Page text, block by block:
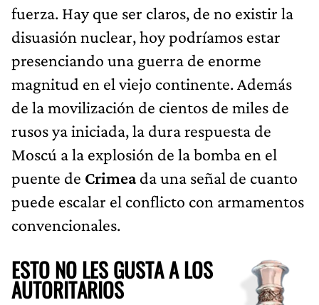
fuerza. Hay que ser claros, de no existir la
disuasión nuclear, hoy podríamos estar
presenciando una guerra de enorme
magnitud en el viejo continente. Además
de la movilización de cientos de miles de
rusos ya iniciada, la dura respuesta de
Moscú a la explosión de la bomba en el
puente de Crimeada una señal de cuanto
puede escalar el conflicto con armamentos
convencionales.
ESTO NO LES GUSTA A LOS
AUTORITARIOS